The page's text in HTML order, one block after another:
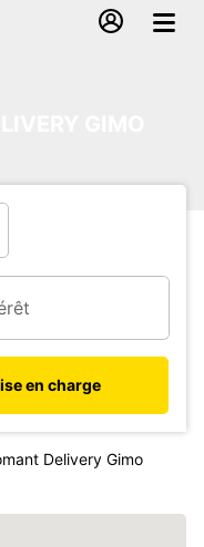
en charge
Delivery Gimo